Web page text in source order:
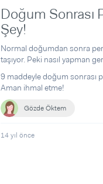
Doğum Sonrası
Şey!
Normal doğumdan sonra
taşıyor. Peki nasıl yapman
9 maddeyle doğum sonrası
Aman ihmal etme!
Gözde Öktem
14 yıl önce